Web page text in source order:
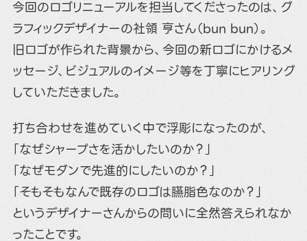
今回のロゴリニューアルを担当してくださったのは、グ
ラフィックデザイナーの社領 亨さん（bun bun）。
旧ロゴが作られた背景から、今回の新ロゴにかけるメ
ッセージ、ビジュアルのイメージ等を丁寧にヒアリング
していただきました。
打ち合わせを進めていく中で浮彫になったのが、
「なぜシャープさを活かしたいのか？」
「なぜモダンで先進的にしたいのか？」
「そもそもなんで既存のロゴは臙脂色なのか？」
というデザイナーさんからの問いに全然答えられなか
ったことです。